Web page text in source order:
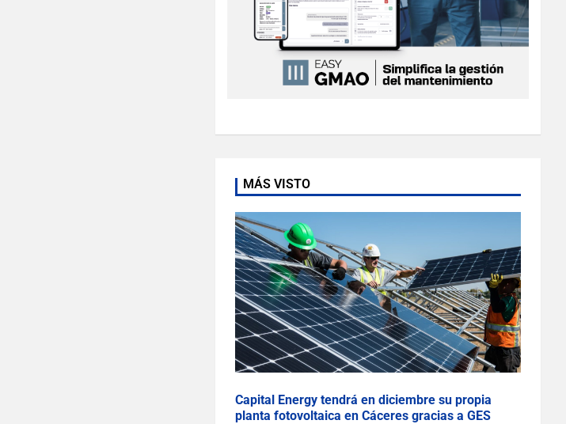
MÁS VISTO
Capital Energy tendrá en diciembre su propia
planta fotovoltaica en Cáceres gracias a GES